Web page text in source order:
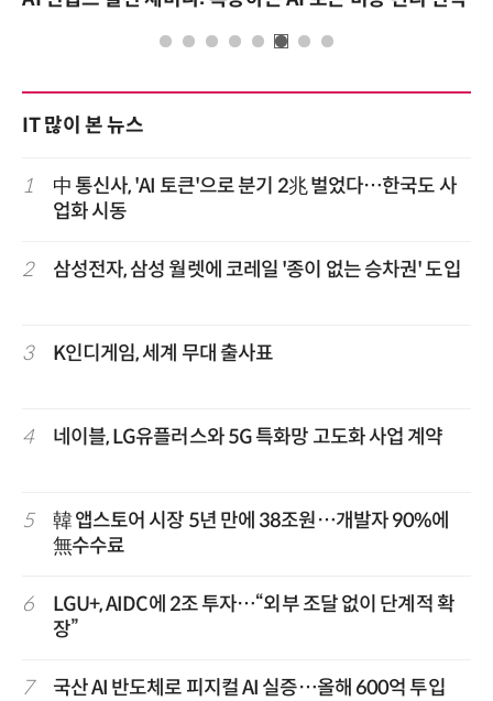
IT 많이 본 뉴스
1
中 통신사, 'AI 토큰'으로 분기 2兆 벌었다…한국도 사
업화 시동
2 삼성전자, 삼성 월렛에 코레일 '종이 없는 승차권' 도입
3 K인디게임, 세계 무대 출사표
4 네이블, LG유플러스와 5G 특화망 고도화 사업 계약
5
韓 앱스토어 시장 5년 만에 38조원…개발자 90%에
無수수료
6
LGU+, AIDC에 2조 투자…“외부 조달 없이 단계적 확
장”
7 국산 AI 반도체로 피지컬 AI 실증…올해 600억 투입